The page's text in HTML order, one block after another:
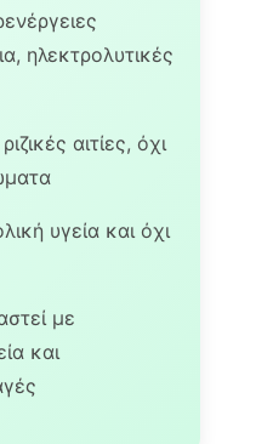
ηλεκτρολυτικές
αιτίες, όχι
υγεία και όχι
με
και